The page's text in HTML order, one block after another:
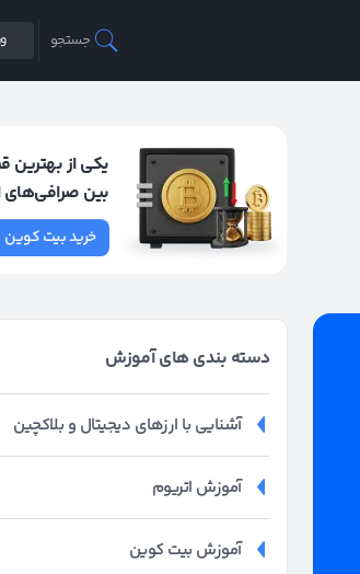
جستجو
یکی از
بین صرافی‌های
خرید بیت کوین
دسته بندی های آموزش
آشنایی با ارزهای دیجیتال و بلاکچین
آموزش اتریوم
آموزش بیت کوین